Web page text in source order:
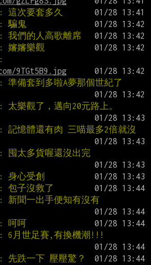
: 這次要套多久
: 騙鬼
: 我們的人高歌離席
: 嬸嬸樂觀
9TGt5B9.jpg
: 準備套到多啦A夢那個世紀了
: 太樂觀了，邁向20元路上。
: 記憶體還有肉 三喵最多2倍就沒
: 囤太多貨喔還沒出完
: 身心受創
: 包子沒救了
: 新聞一出手便知有沒有
: 呵呵
: 6月世足賽,有換機潮!!!
: 先跌一下 壓壓驚？